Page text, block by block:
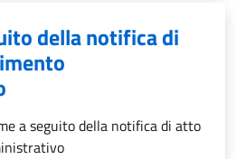
della notifica di
a seguito della notifica di atto